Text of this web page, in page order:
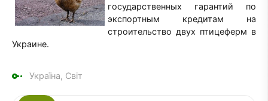
государственных гарантий по
экспортным кредитам на
строительство двух птицеферм в
Украине.
Україна, Світ